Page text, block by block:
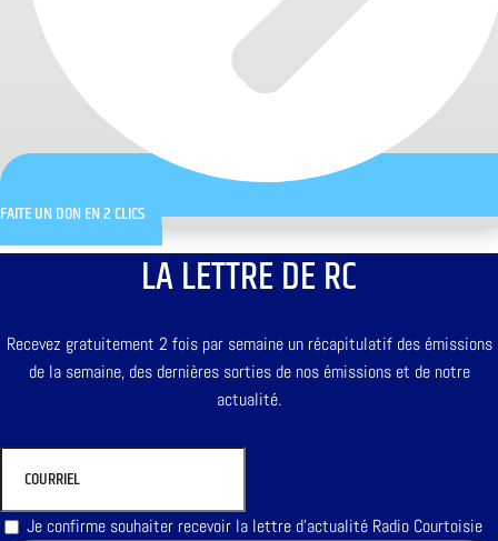
FAITE UN DON EN 2 CLICS
LA LETTRE DE RC
Recevez gratuitement 2 fois par semaine un récapitulatif des émissions
de la semaine, des dernières sorties de nos émissions et de notre
actualité.
Je confirme souhaiter recevoir la lettre d'actualité Radio Courtoisie